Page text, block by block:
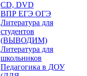
CD, DVD
ВПР ЕГЭ ОГЭ
Литература для
студентов
(ВЫВОДИМ)
Литература для
школьников
Педагогика в ДОУ